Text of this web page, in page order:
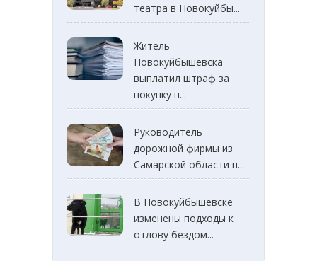
театра в Новокуйбы...
Житель
Новокуйбышевска
выплатил штраф за
покупку н...
Руководитель
дорожной фирмы из
Самарской области п...
В Новокуйбышевске
изменены подходы к
отлову бездом...